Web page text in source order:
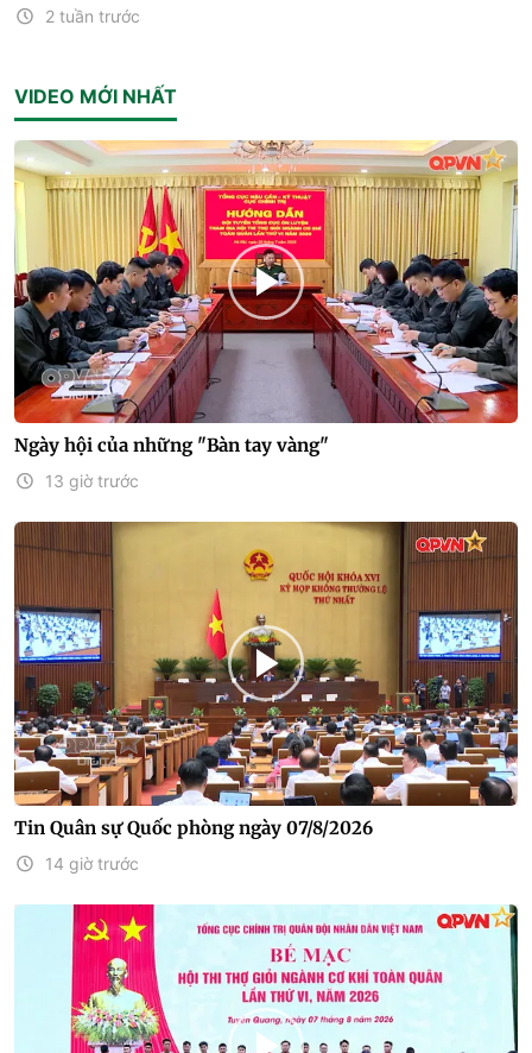
2 tuần trước
VIDEO MỚI NHẤT
Ngày hội của những "Bàn tay vàng"
13 giờ trước
Tin Quân sự Quốc phòng ngày 07/8/2026
14 giờ trước